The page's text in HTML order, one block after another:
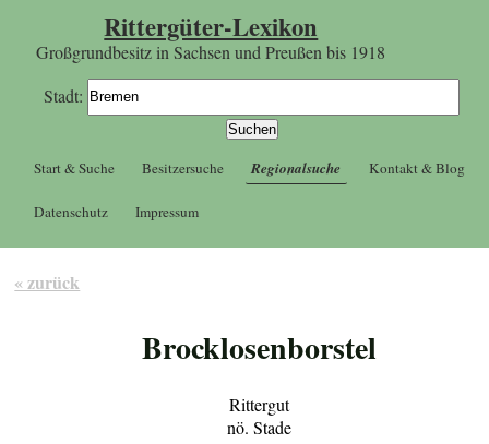
Rittergüter-Lexikon
Großgrundbesitz in Sachsen und Preußen bis 1918
Stadt:
Start & Suche Besitzersuche Regionalsuche Kontakt & Blog
Datenschutz Impressum
« zurück
Brocklosenborstel
Rittergut
nö. Stade